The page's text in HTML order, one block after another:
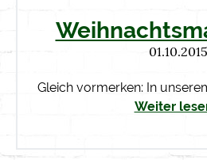
01.10.2015
Gleich vormerken: In
Weiter